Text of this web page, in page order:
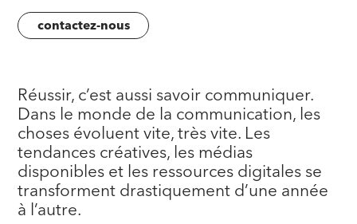
contactez-nous
Réussir, c’est aussi savoir communiquer.
Dans le monde de la communication, les
choses évoluent vite, très vite. Les
tendances créatives, les médias
disponibles et les ressources digitales se
transforment drastiquement d’une année
à l’autre.